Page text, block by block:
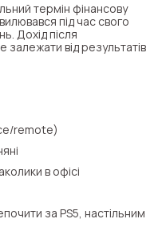
термін фінансову
під час свого
Дохід після
залежати від результатів
remote)
в офісі
за PS5, настільним
partner